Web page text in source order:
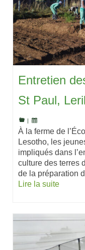
Entretien
St Paul,
À la ferme de
Lesotho, les
impliqués dans
culture des terres
de la préparation
Lire la suite